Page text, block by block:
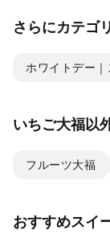
さらにカテゴ
ホワイトデー
いちご大福以
フルーツ大福
おすすめスイ